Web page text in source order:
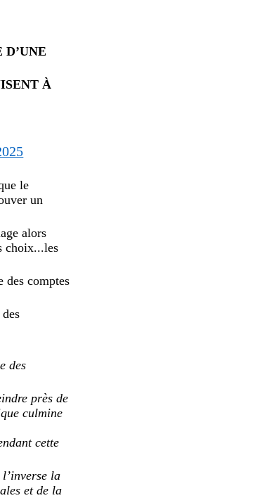
À
le
un
alors
choix...les
des comptes
des
près de
culmine
cette
la
et de la